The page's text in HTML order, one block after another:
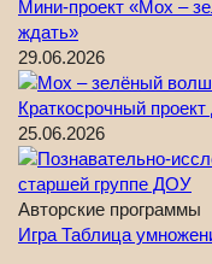
Мини-проект «Мох –
ждать»
29.06.2026
Краткосрочный
25.06.2026
Авторские программы
Игра Таблица